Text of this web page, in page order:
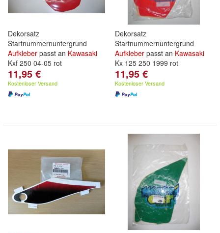
Dekorsatz
Startnummernuntergrund
Aufkleber passt an Kawasaki
Kxf 250 04-05 rot
11,95 €
Kostenloser Versand
Dekorsatz
Startnummernuntergrund
Aufkleber passt an Kawasaki
Kx 125 250 1999 rot
11,95 €
Kostenloser Versand